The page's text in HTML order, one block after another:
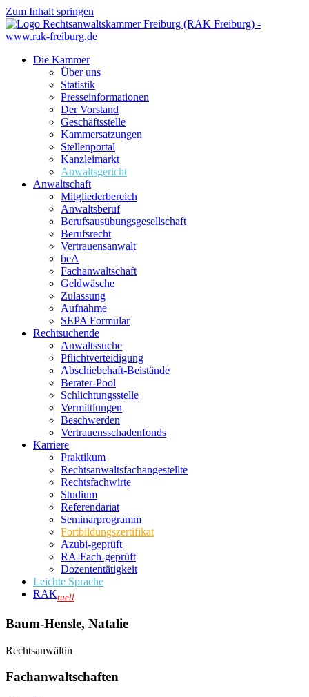
Zum Inhalt springen
Die Kammer
Über uns
Statistik
Presseinformationen
Der Vorstand
Geschäftsstelle
Kammersatzungen
Stellenportal
Kanzleimarkt
Anwaltsgericht
Anwaltschaft
Mitgliederbereich
Anwaltsberuf
Berufsausübungs­gesellschaft
Berufsrecht
Vertrauensanwalt
beA
Fachanwaltschaft
Geldwäsche
Zulassung
Aufnahme
SEPA Formular
Rechtsuchende
Anwaltssuche
Pflichtverteidigung
Abschiebehaft-Beistände
Berater-Pool
Schlichtungsstelle
Vermittlungen
Beschwerden
Vertrauensschadenfonds
Karriere
Praktikum
Rechtsanwalts­fachangestellte
Rechtsfachwirte
Studium
Referendariat
Seminarprogramm
Fortbildungszertifikat
Azubi-geprüft
RA-Fach-geprüft
Dozententätigkeit
Leichte Sprache
RAKtuell
Baum-Hensle, Natalie
Rechtsanwältin
Fachanwaltschaften